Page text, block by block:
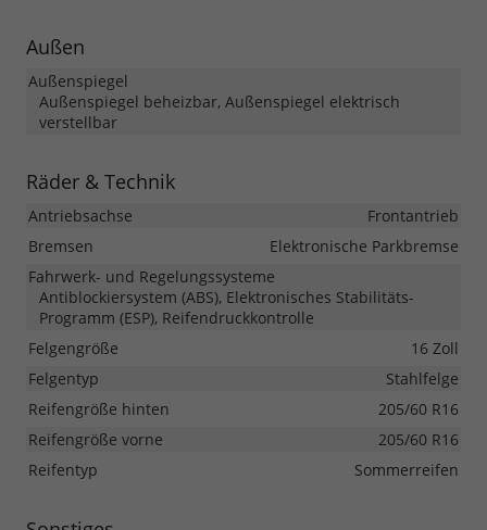
Außen
Außenspiegel
Außenspiegel beheizbar, Außenspiegel elektrisch
verstellbar
Räder & Technik
Antriebsachse
Frontantrieb
Bremsen
Elektronische Parkbremse
Fahrwerk- und Regelungssysteme
Antiblockiersystem (ABS), Elektronisches Stabilitäts-
Programm (ESP), Reifendruckkontrolle
Felgengröße
16 Zoll
Felgentyp
Stahlfelge
Reifengröße hinten
205/60 R16
Reifengröße vorne
205/60 R16
Reifentyp
Sommerreifen